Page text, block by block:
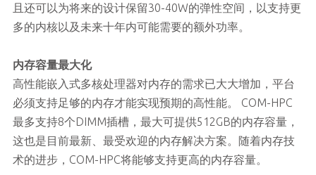
且还可以为将来的设计保留30-40W的弹性空间，以支持更
多的内核以及未来十年内可能需要的额外功率。
内存容量最大化
高性能嵌入式多核处理器对内存的需求已大大增加，平台
必须支持足够的内存才能实现预期的高性能。 COM-HPC
最多支持8个DIMM插槽，最大可提供512GB的内存容量，
这也是目前最新、最受欢迎的内存解决方案。随着内存技
术的进步，COM-HPC将能够支持更高的内存容量。